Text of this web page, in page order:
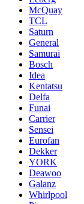
McQuay
TCL
Saturn
General
Samurai
Bosch
Idea
Kentatsu
Delfa
Funai
Carrier
Sensei
Eurofan
Dekker
YORK
Deawoo
Galanz
Whirlpool